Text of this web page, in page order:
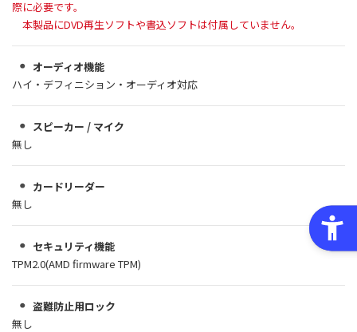
際に必要です。
本製品にDVD再生ソフトや書込ソフトは付属していません。
オーディオ機能
ハイ・デフィニション・オーディオ対応
スピーカー / マイク
無し
カードリーダー
無し
セキュリティ機能
TPM2.0(AMD firmware TPM)
盗難防止用ロック
無し